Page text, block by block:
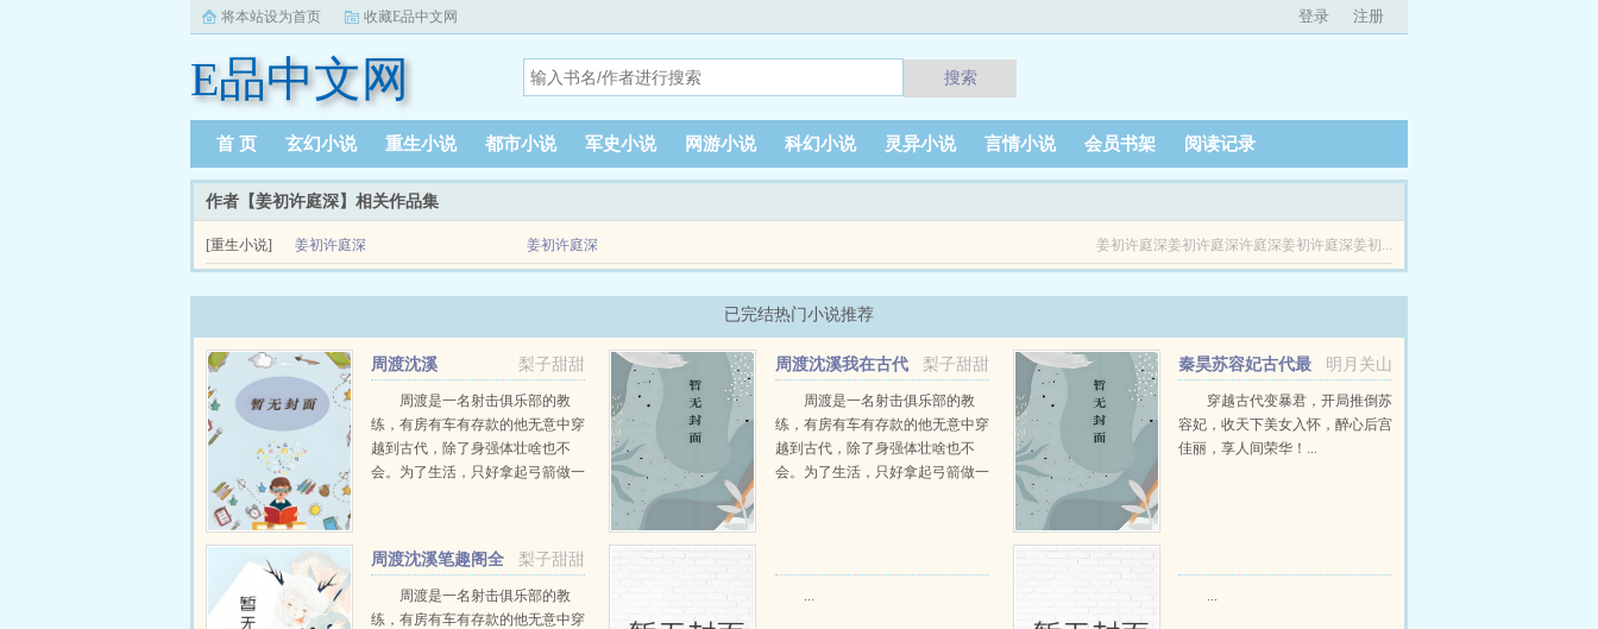
将本站设为首页 收藏E品中文网 登录 注册
E品中文网 搜索
首 页 玄幻小说 重生小说 都市小说 军史小说 网游小说 科幻小说 灵异小说 言情小说 会员书架 阅读记录
作者【姜初许庭深】相关作品集
[重生小说] 姜初许庭深 姜初许庭深 姜初许庭深姜初许庭深许庭深姜初许庭深姜初...
已完结热门小说推荐
梨子甜甜
周渡沈溪
周渡是一名射击俱乐部的教
练，有房有车有存款的他无意中穿
越到古代，除了身强体壮啥也不
会。为了生活，只好拿起弓箭做一
渡看着山下的寥寥炊烟，以及那...
梨子甜甜
周渡沈溪我在古代
当猎户小说免费在线阅读
周渡是一名射击俱乐部的教
练，有房有车有存款的他无意中穿
越到古代，除了身强体壮啥也不
会。为了生活，只好拿起弓箭做一
明月关山
秦昊苏容妃古代最
强昏君最新章节在线阅读
穿越古代变暴君，开局推倒苏
容妃，收天下美女入怀，醉心后宫
佳丽，享人间荣华！...
梨子甜甜
周渡沈溪笔趣阁全
文免费阅读
周渡是一名射击俱乐部的教
练，有房有车有存款的他无意中穿
... ...